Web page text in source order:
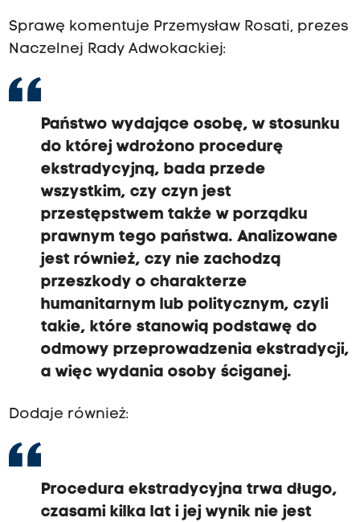
Sprawę komentuje Przemysław Rosati, prezes
Naczelnej Rady Adwokackiej:
Państwo wydające osobę, w stosunku
do której wdrożono procedurę
ekstradycyjną, bada przede
wszystkim, czy czyn jest
przestępstwem także w porządku
prawnym tego państwa. Analizowane
jest również, czy nie zachodzą
przeszkody o charakterze
humanitarnym lub politycznym, czyli
takie, które stanowią podstawę do
odmowy przeprowadzenia ekstradycji,
a więc wydania osoby ściganej.
Dodaje również:
Procedura ekstradycyjna trwa długo,
czasami kilka lat i jej wynik nie jest